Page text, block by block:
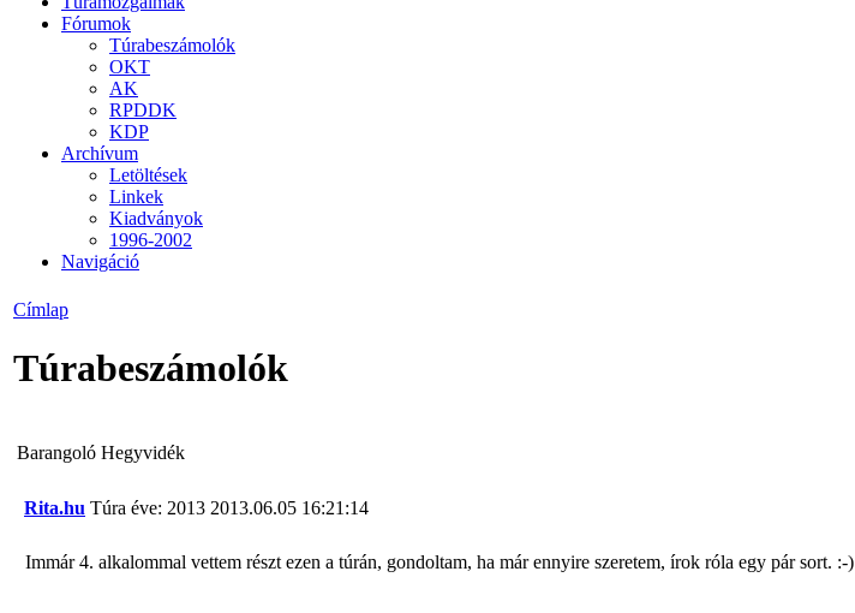
Fórumok
Túrabeszámolók
OKT
AK
RPDDK
KDP
Archívum
Letöltések
Linkek
Kiadványok
1996-2002
Navigáció
Címlap
Túrabeszámolók
Barangoló Hegyvidék
Rita.hu Túra éve: 2013 2013.06.05 16:21:14
Immár 4. alkalommal vettem részt ezen a túrán, gondoltam, ha már ennyire szeretem, írok róla egy pár sort. :-)